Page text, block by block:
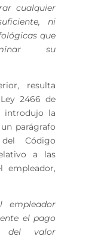
cualquier
ni
que
su
resulta
2466 de
introdujo la
parágrafo
Código
a las
empleador,
empleador
el pago
del valor